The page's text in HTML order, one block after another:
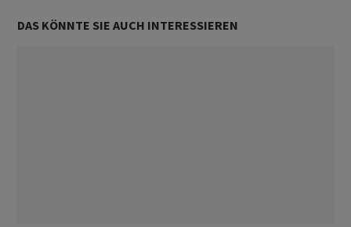
DAS KÖNNTE SIE AUCH INTERESSIEREN